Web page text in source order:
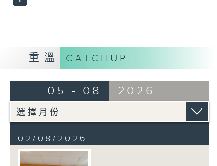
重溫 CATCHUP
05 - 08 2026
02/08/2026